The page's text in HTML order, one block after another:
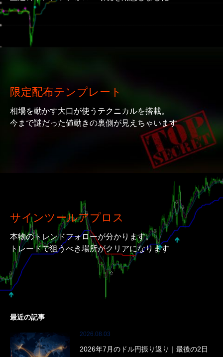
限定配布テンプレート
相場を動かす大口が使うテクニカルを搭載。
今まで謎だった値動きの裏側が見えちゃいます
サインツールアプロス
本物のトレンドフォローが分かります。
トレードで狙うべき場所がクリアになります
最近の記事
2026.08.03
2026年7月のドル円振り返り｜最後の2日